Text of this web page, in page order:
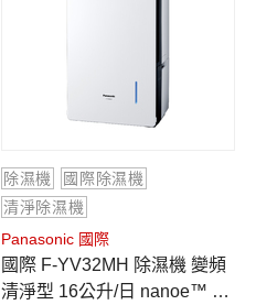
除濕機
國際除濕機
清淨除濕機
Panasonic 國際
國際 F-YV32MH 除濕機 變頻
清淨型 16公升/日 nanoe™ X